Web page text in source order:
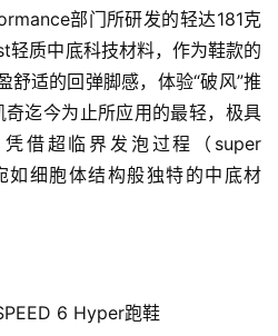
部门所研发的轻达181克
轻质中底科技材料，作为鞋款的
舒适的回弹脚感，体验“破风”推
迄今为止所应用的最轻，极具
借超临界发泡过程（super
细胞体结构般独特的中底材
6 Hyper跑鞋